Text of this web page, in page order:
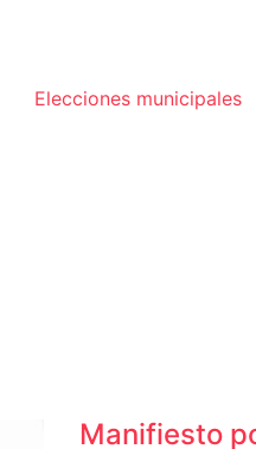
Elecciones municipales
Manifiesto